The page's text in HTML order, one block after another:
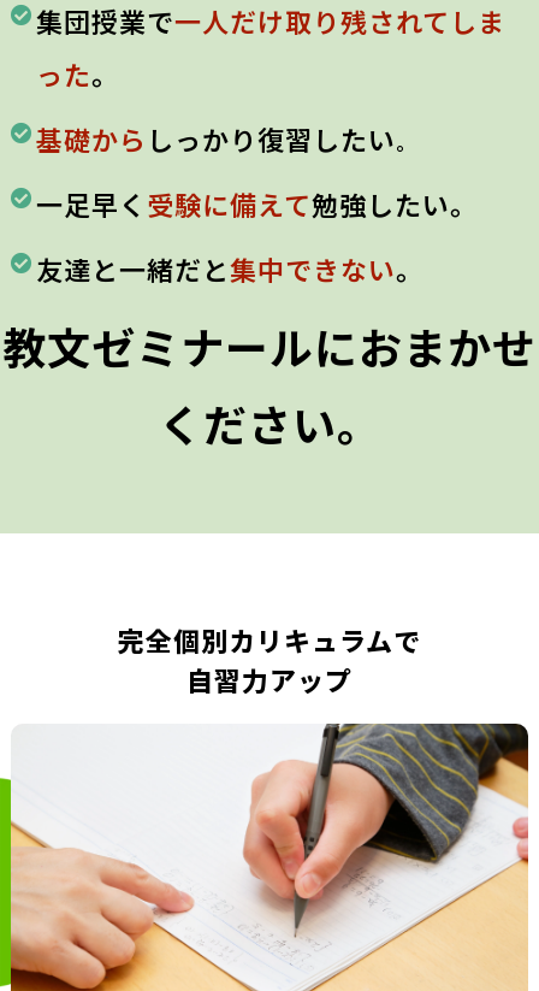
集団授業で一人だけ取り残されてしま
った。
基礎から しっかり復習したい。
一足早く 受験に備えて勉強したい。
友達と一緒だと集中できない。
教文ゼミナールにおまかせ
ください。
完全個別カリキュラムで
自習力アップ